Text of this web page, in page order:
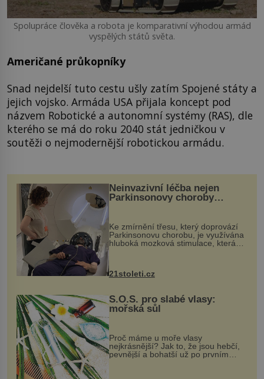
Spolupráce člověka a robota je komparativní výhodou armád
vyspělých států světa.
Američané průkopníky
Snad nejdelší tuto cestu ušly zatím Spojené státy a
jejich vojsko. Armáda USA přijala koncept pod
názvem Robotické a autonomní systémy (RAS), dle
kterého se má do roku 2040 stát jedničkou v
soutěži o nejmodernější robotickou armádu.
Neinvazivní léčba nejen
Parkinsonovy choroby
Ke zmírnění třesu, který doprovází
Parkinsonovu chorobu, je využívána
hluboká mozková stimulace, která
však vyžaduje vysoce invazivní
k dostatečně přesnému zacílení ...
21stoleti.cz
S.O.S. pro slabé vlasy:
mořská sůl
Proč máme u moře vlasy
nejkrásnější? Jak to, že jsou hebčí,
pevnější a bohatší už po prvním